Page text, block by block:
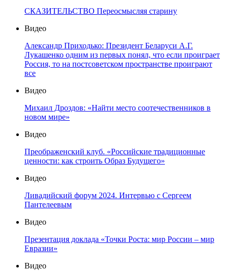
СКАЗИТЕЛЬСТВО Переосмысляя старину
Видео
Александр Приходько: Президент Беларуси А.Г.
Лукашенко одним из первых понял, что если проиграет
Россия, то на постсоветском пространстве проиграют
все
Видео
Михаил Дроздов: «Найти место соотечественников в
новом мире»
Видео
Преображенский клуб. «Российские традиционные
ценности: как строить Образ Будущего»
Видео
Ливадийский форум 2024. Интервью с Сергеем
Пантелеевым
Видео
Презентация доклада «Точки Роста: мир России – мир
Евразии»
Видео